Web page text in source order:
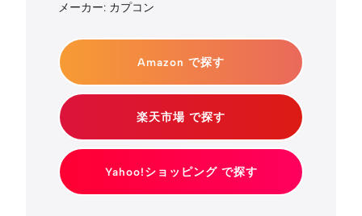
メーカー: カプコン
Amazon で探す
楽天市場 で探す
Yahoo!ショッピング で探す